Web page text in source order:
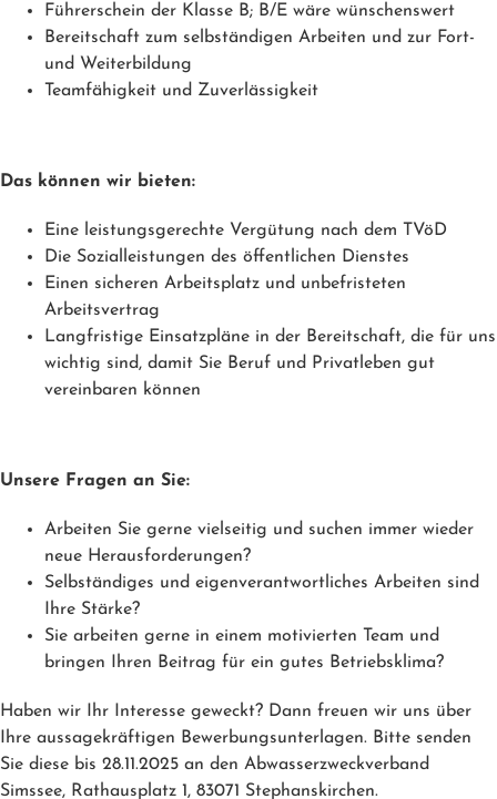
Führerschein der Klasse B; B/E wäre wünschenswert
Bereitschaft zum selbständigen Arbeiten und zur Fort-
und Weiterbildung
Teamfähigkeit und Zuverlässigkeit
Das können wir bieten:
Eine leistungsgerechte Vergütung nach dem TVöD
Die Sozialleistungen des öffentlichen Dienstes
Einen sicheren Arbeitsplatz und unbefristeten
Arbeitsvertrag
Langfristige Einsatzpläne in der Bereitschaft, die für uns
wichtig sind, damit Sie Beruf und Privatleben gut
vereinbaren können
Unsere Fragen an Sie:
Arbeiten Sie gerne vielseitig und suchen immer wieder
neue Herausforderungen?
Selbständiges und eigenverantwortliches Arbeiten sind
Ihre Stärke?
Sie arbeiten gerne in einem motivierten Team und
bringen Ihren Beitrag für ein gutes Betriebsklima?
Haben wir Ihr Interesse geweckt? Dann freuen wir uns über
Ihre aussagekräftigen Bewerbungsunterlagen. Bitte senden
Sie diese bis 28.11.2025 an den Abwasserzweckverband
Simssee, Rathausplatz 1, 83071 Stephanskirchen.